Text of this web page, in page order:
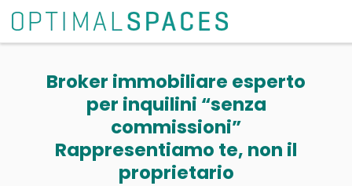
Broker immobiliare esperto
per inquilini “senza
commissioni”
Rappresentiamo te, non il
proprietario